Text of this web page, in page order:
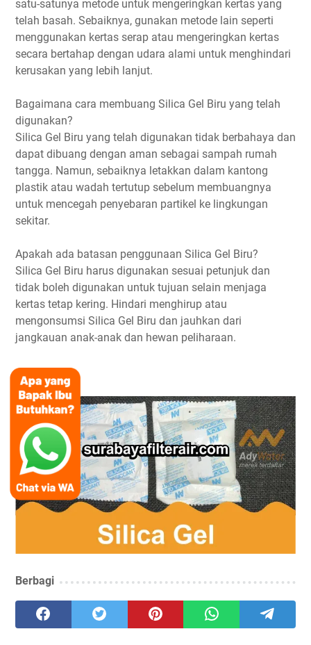
satu-satunya metode untuk mengeringkan kertas yang
telah basah. Sebaiknya, gunakan metode lain seperti
menggunakan kertas serap atau mengeringkan kertas
secara bertahap dengan udara alami untuk menghindari
kerusakan yang lebih lanjut.
Bagaimana cara membuang Silica Gel Biru yang telah
digunakan?
Silica Gel Biru yang telah digunakan tidak berbahaya dan
dapat dibuang dengan aman sebagai sampah rumah
tangga. Namun, sebaiknya letakkan dalam kantong
plastik atau wadah tertutup sebelum membuangnya
untuk mencegah penyebaran partikel ke lingkungan
sekitar.
Apakah ada batasan penggunaan Silica Gel Biru?
Silica Gel Biru harus digunakan sesuai petunjuk dan
tidak boleh digunakan untuk tujuan selain menjaga
kertas tetap kering. Hindari menghirup atau
mengonsumsi Silica Gel Biru dan jauhkan dari
jangkauan anak-anak dan hewan peliharaan.
Berbagi